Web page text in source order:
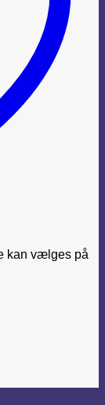
kan vælges på